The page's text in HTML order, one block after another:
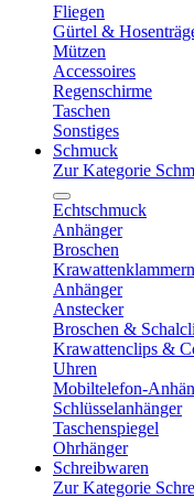
Fliegen
Gürtel &
Mützen
Accessoires
Regenschirme
Taschen
Sonstiges
Schmuck
Zur Kategorie
Echtschmuck
Anhänger
Broschen
Anhänger
Anstecker
Broschen &
Krawattenclips &
Uhren
Mobiltelefon-
Schlüsselanhänger
Taschenspiegel
Ohrhänger
Schreibwaren
Zur Kategorie